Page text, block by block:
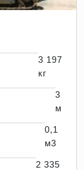
3 197
кг
3
м
0,1
м3
2 335